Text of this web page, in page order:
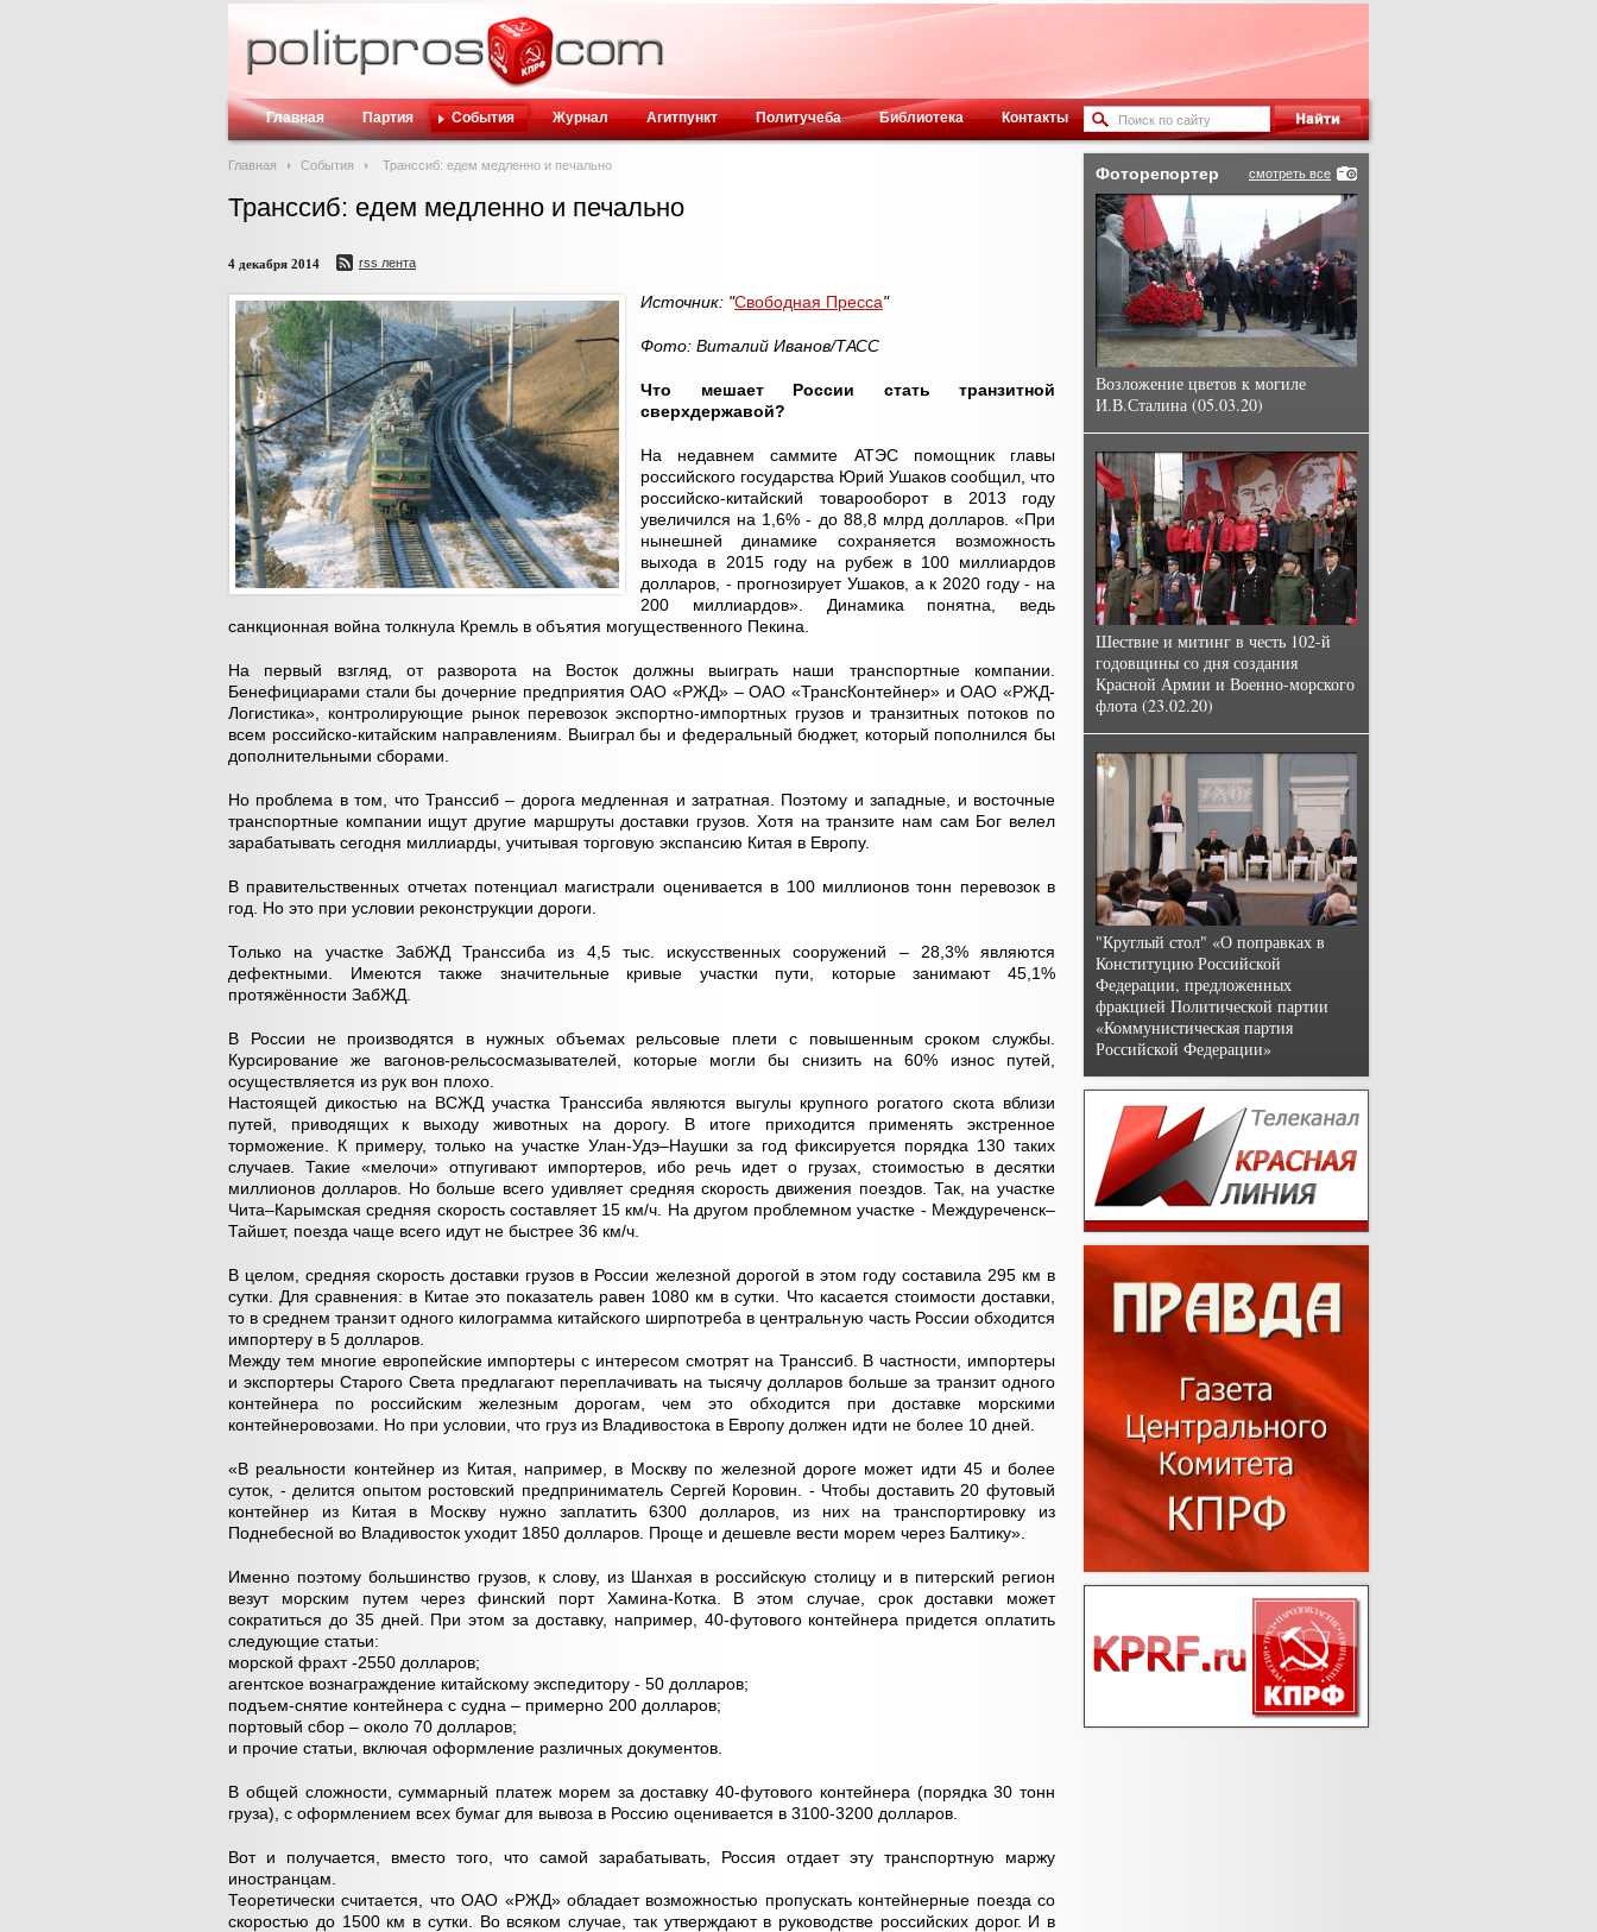
Главная Партия События Журнал Агитпункт Политучеба Библиотека Контакты
Главная События Транссиб: едем медленно и печально
Транссиб: едем медленно и печально
4 декабря 2014 rss лента
Источник: "Свободная Пресса"
Фото: Виталий Иванов/ТАСС
Что мешает России стать транзитной
сверхдержавой?
На недавнем саммите АТЭС помощник главы
российского государства Юрий Ушаков сообщил, что
российско-китайский товарооборот в 2013 году
увеличился на 1,6% - до 88,8 млрд долларов. «При
нынешней динамике сохраняется возможность
выхода в 2015 году на рубеж в 100 миллиардов
долларов, - прогнозирует Ушаков, а к 2020 году - на
200 миллиардов». Динамика понятна, ведь
санкционная война толкнула Кремль в объятия могущественного Пекина.
На первый взгляд, от разворота на Восток должны выиграть наши транспортные компании.
Бенефициарами стали бы дочерние предприятия ОАО «РЖД» – ОАО «ТрансКонтейнер» и ОАО «РЖД-
Логистика», контролирующие рынок перевозок экспортно-импортных грузов и транзитных потоков по
всем российско-китайским направлениям. Выиграл бы и федеральный бюджет, который пополнился бы
дополнительными сборами.
Но проблема в том, что Транссиб – дорога медленная и затратная. Поэтому и западные, и восточные
транспортные компании ищут другие маршруты доставки грузов. Хотя на транзите нам сам Бог велел
зарабатывать сегодня миллиарды, учитывая торговую экспансию Китая в Европу.
В правительственных отчетах потенциал магистрали оценивается в 100 миллионов тонн перевозок в
год. Но это при условии реконструкции дороги.
Только на участке ЗабЖД Транссиба из 4,5 тыс. искусственных сооружений – 28,3% являются
дефектными. Имеются также значительные кривые участки пути, которые занимают 45,1%
протяжённости ЗабЖД.
В России не производятся в нужных объемах рельсовые плети с повышенным сроком службы.
Курсирование же вагонов-рельсосмазывателей, которые могли бы снизить на 60% износ путей,
осуществляется из рук вон плохо.
Настоящей дикостью на ВСЖД участка Транссиба являются выгулы крупного рогатого скота вблизи
путей, приводящих к выходу животных на дорогу. В итоге приходится применять экстренное
торможение. К примеру, только на участке Улан-Удэ–Наушки за год фиксируется порядка 130 таких
случаев. Такие «мелочи» отпугивают импортеров, ибо речь идет о грузах, стоимостью в десятки
миллионов долларов. Но больше всего удивляет средняя скорость движения поездов. Так, на участке
Чита–Карымская средняя скорость составляет 15 км/ч. На другом проблемном участке - Междуреченск–
Тайшет, поезда чаще всего идут не быстрее 36 км/ч.
В целом, средняя скорость доставки грузов в России железной дорогой в этом году составила 295 км в
сутки. Для сравнения: в Китае это показатель равен 1080 км в сутки. Что касается стоимости доставки,
то в среднем транзит одного килограмма китайского ширпотреба в центральную часть России обходится
импортеру в 5 долларов.
Между тем многие европейские импортеры с интересом смотрят на Транссиб. В частности, импортеры
и экспортеры Старого Света предлагают переплачивать на тысячу долларов больше за транзит одного
контейнера по российским железным дорогам, чем это обходится при доставке морскими
контейнеровозами. Но при условии, что груз из Владивостока в Европу должен идти не более 10 дней.
«В реальности контейнер из Китая, например, в Москву по железной дороге может идти 45 и более
суток, - делится опытом ростовский предприниматель Сергей Коровин. - Чтобы доставить 20 футовый
контейнер из Китая в Москву нужно заплатить 6300 долларов, из них на транспортировку из
Поднебесной во Владивосток уходит 1850 долларов. Проще и дешевле вести морем через Балтику».
Именно поэтому большинство грузов, к слову, из Шанхая в российскую столицу и в питерский регион
везут морским путем через финский порт Хамина-Котка. В этом случае, срок доставки может
сократиться до 35 дней. При этом за доставку, например, 40-футового контейнера придется оплатить
следующие статьи:
морской фрахт -2550 долларов;
агентское вознаграждение китайскому экспедитору - 50 долларов;
подъем-снятие контейнера с судна – примерно 200 долларов;
портовый сбор – около 70 долларов;
и прочие статьи, включая оформление различных документов.
В общей сложности, суммарный платеж морем за доставку 40-футового контейнера (порядка 30 тонн
груза), с оформлением всех бумаг для вывоза в Россию оценивается в 3100-3200 долларов.
Вот и получается, вместо того, что самой зарабатывать, Россия отдает эту транспортную маржу
иностранцам.
Теоретически считается, что ОАО «РЖД» обладает возможностью пропускать контейнерные поезда со
скоростью до 1500 км в сутки. Во всяком случае, так утверждают в руководстве российских дорог. И в
смотреть все
Фоторепортер
Возложение цветов к могиле
И.В.Сталина (05.03.20)
Шествие и митинг в честь 102-й
годовщины со дня создания
Красной Армии и Военно-морского
флота (23.02.20)
"Круглый стол" «О поправках в
Конституцию Российской
Федерации, предложенных
фракцией Политической партии
«Коммунистическая партия
Российской Федерации»